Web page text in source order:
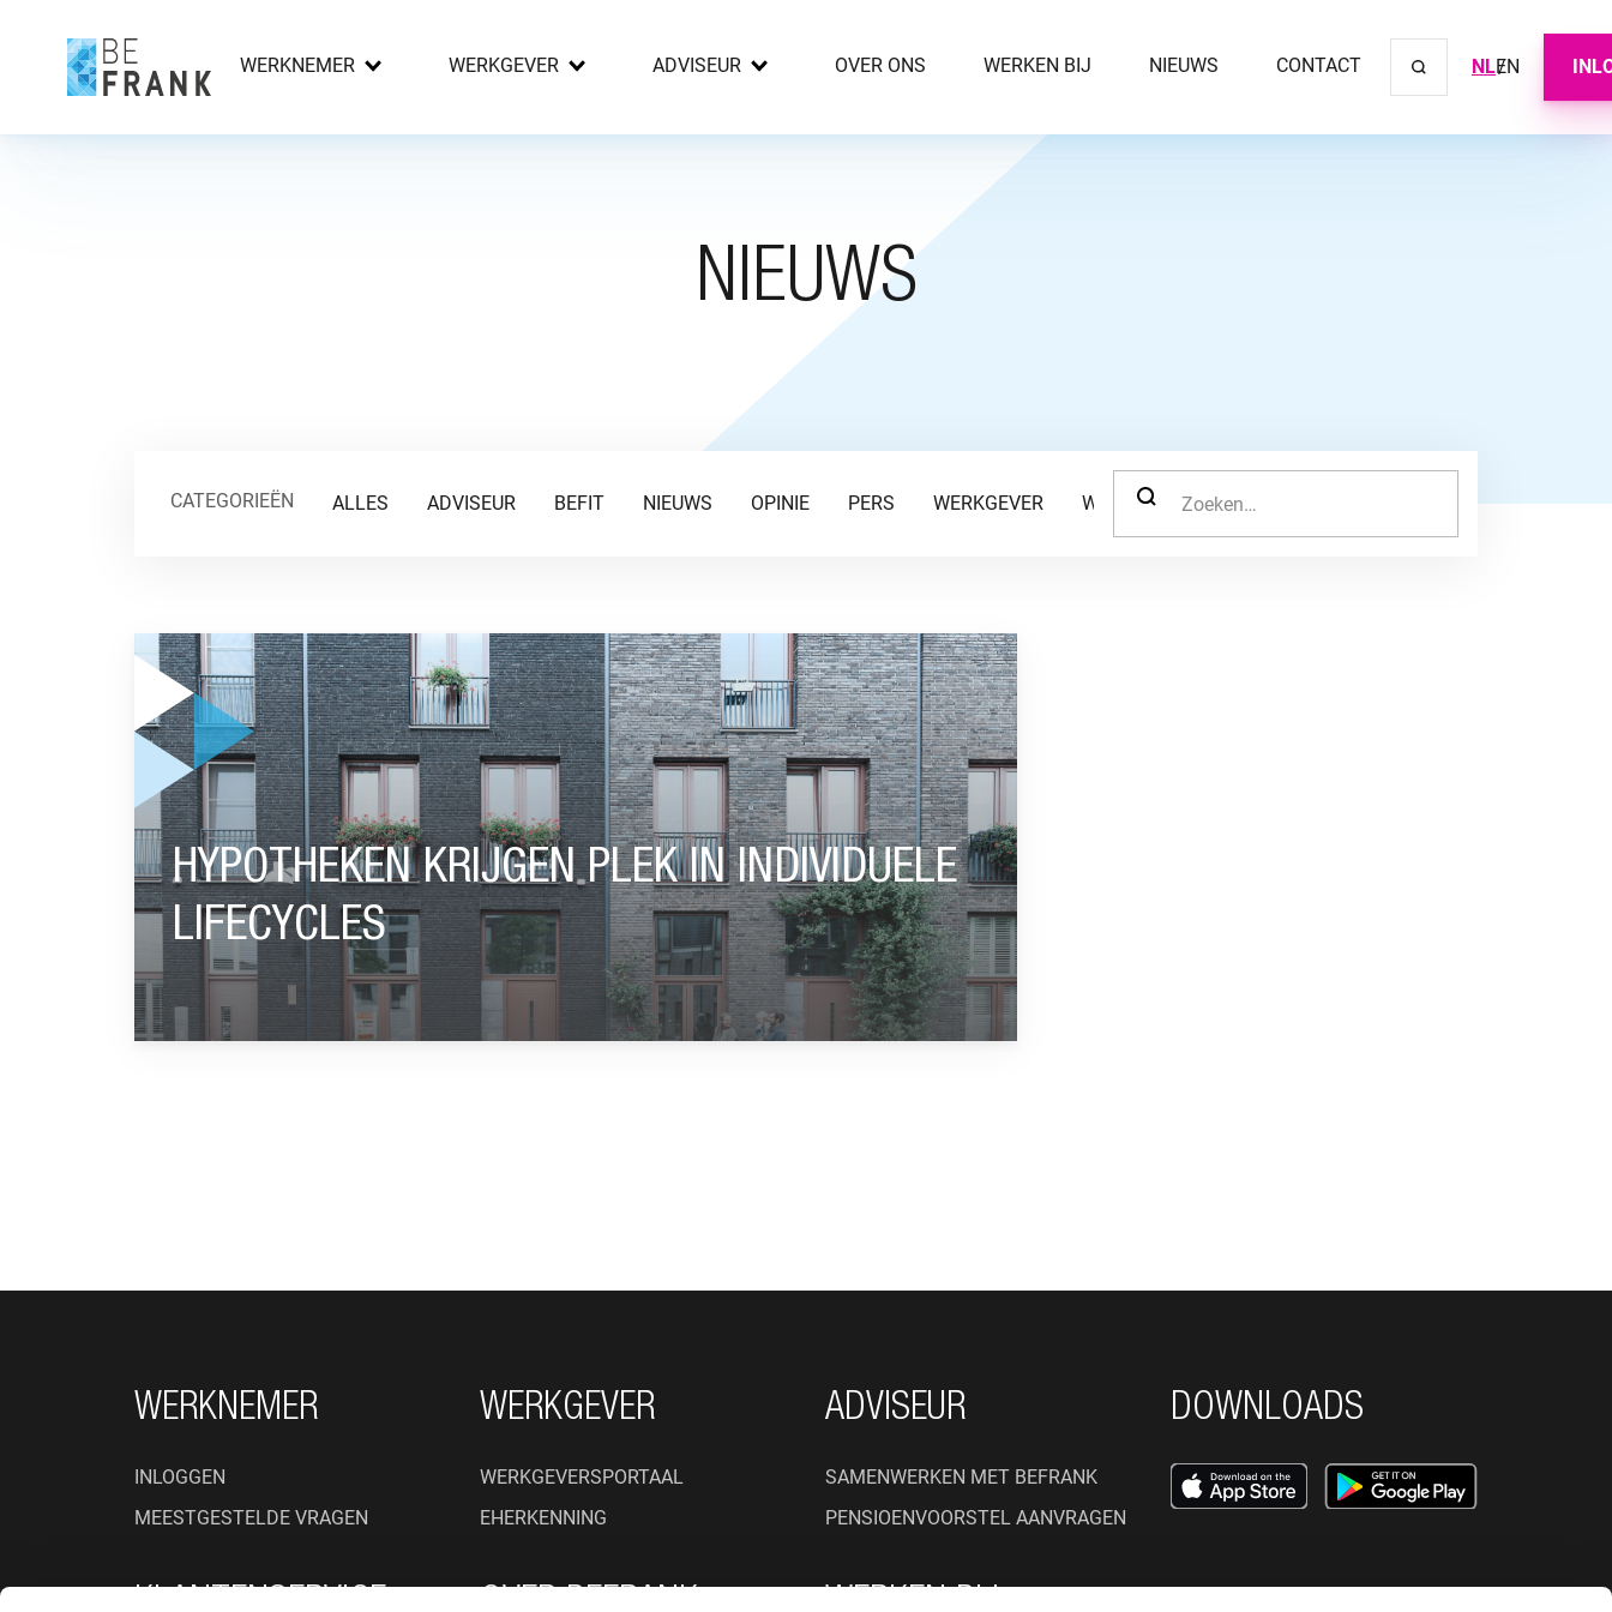
WERKNEMER WERKGEVER ADVISEUR OVER ONS WERKEN BIJ NIEUWS CONTACT NLEN
NIEUWS
CATEGORIEËN ALLES ADVISEUR BEFIT NIEUWS OPINIE PERS WERKGEVER WERKNEMER
ZOEK NAAR:
GA NAAR “HYPOTHEKEN KRIJGEN PLEK IN INDIVIDUELE LIFECYCLES”
HYPOTHEKEN KRIJGEN PLEK IN INDIVIDUELE
LIFECYCLES
FOOTER NAVIGATIE
WERKNEMER
INLOGGEN
MEESTGESTELDE VRAGEN
WERKGEVER
WERKGEVERSPORTAAL
EHERKENNING
ADVISEUR
SAMENWERKEN MET BEFRANK
PENSIOENVOORSTEL AANVRAGEN
DOWNLOADS
Sluit